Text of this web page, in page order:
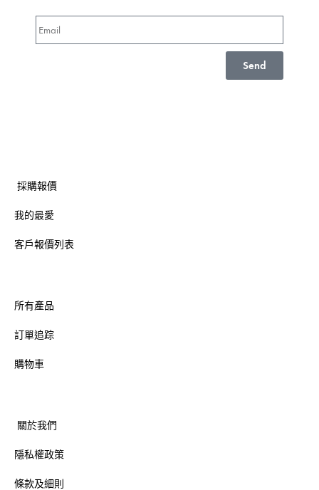
Send
採購報價
我的最愛
客戶報價列表
所有產品
訂單追踪
購物車
關於我們
隱私權政策
條款及細則